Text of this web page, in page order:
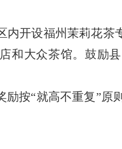
开设福州茉莉花茶
和大众茶馆。鼓励
励按“就高不重复”原